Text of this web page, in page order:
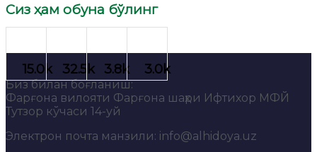
Сиз ҳам обуна бўлинг
Биз билан боғланиш:
Фарғона вилояти Фарғона шаҳри Ифтихор МФЙ
Тутзор кўчаси 14-уй
Электрон почта манзили: info@alhidoya.uz